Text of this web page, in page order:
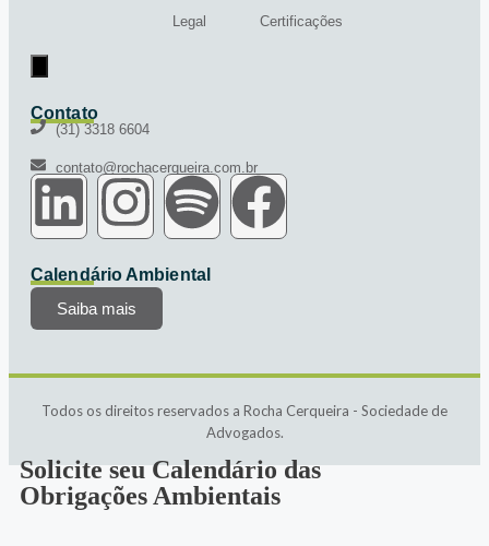
Legal
Certificações
Contato
(31) 3318 6604
contato@rochacerqueira.com.br
Calendário Ambiental
Saiba mais
Todos os direitos reservados a Rocha Cerqueira - Sociedade de
Advogados.
Solicite seu Calendário das
Obrigações Ambientais